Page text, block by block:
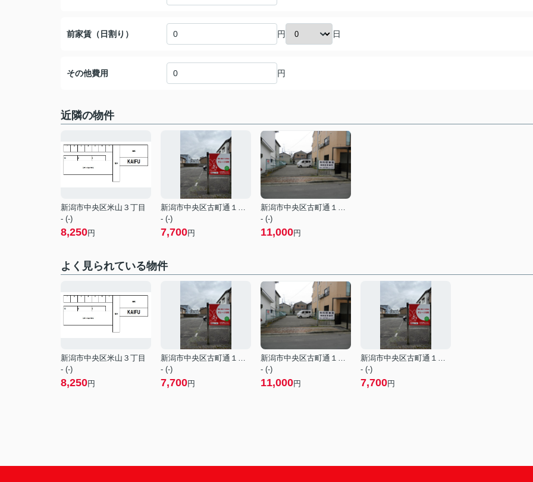
前家賃（日割り） 円 日
その他費用 円
近隣の物件
新潟市中央区米山３丁目
- (-)
8,250円
新潟市中央区古町通１２番町
- (-)
7,700円
新潟市中央区古町通１２番町
- (-)
11,000円
よく見られている物件
新潟市中央区米山３丁目
- (-)
8,250円
新潟市中央区古町通１２番町
- (-)
7,700円
新潟市中央区古町通１２番町
- (-)
11,000円
新潟市中央区古町通１２番町
- (-)
7,700円